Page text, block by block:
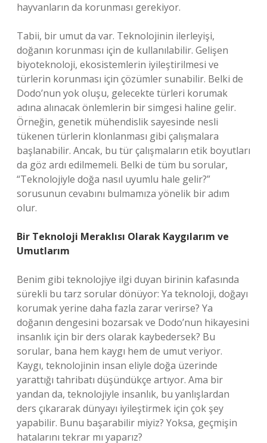
hayvanların da korunması gerekiyor.
Tabii, bir umut da var. Teknolojinin ilerleyişi,
doğanın korunması için de kullanılabilir. Gelişen
biyoteknoloji, ekosistemlerin iyileştirilmesi ve
türlerin korunması için çözümler sunabilir. Belki de
Dodo’nun yok oluşu, gelecekte türleri korumak
adına alınacak önlemlerin bir simgesi haline gelir.
Örneğin, genetik mühendislik sayesinde nesli
tükenen türlerin klonlanması gibi çalışmalara
başlanabilir. Ancak, bu tür çalışmaların etik boyutları
da göz ardı edilmemeli. Belki de tüm bu sorular,
“Teknolojiyle doğa nasıl uyumlu hale gelir?”
sorusunun cevabını bulmamıza yönelik bir adım
olur.
Bir Teknoloji Meraklısı Olarak Kaygılarım ve
Umutlarım
Benim gibi teknolojiye ilgi duyan birinin kafasında
sürekli bu tarz sorular dönüyor: Ya teknoloji, doğayı
korumak yerine daha fazla zarar verirse? Ya
doğanın dengesini bozarsak ve Dodo’nun hikayesini
insanlık için bir ders olarak kaybedersek? Bu
sorular, bana hem kaygı hem de umut veriyor.
Kaygı, teknolojinin insan eliyle doğa üzerinde
yarattığı tahribatı düşündükçe artıyor. Ama bir
yandan da, teknolojiyle insanlık, bu yanlışlardan
ders çıkararak dünyayı iyileştirmek için çok şey
yapabilir. Bunu başarabilir miyiz? Yoksa, geçmişin
hatalarını tekrar mı yaparız?